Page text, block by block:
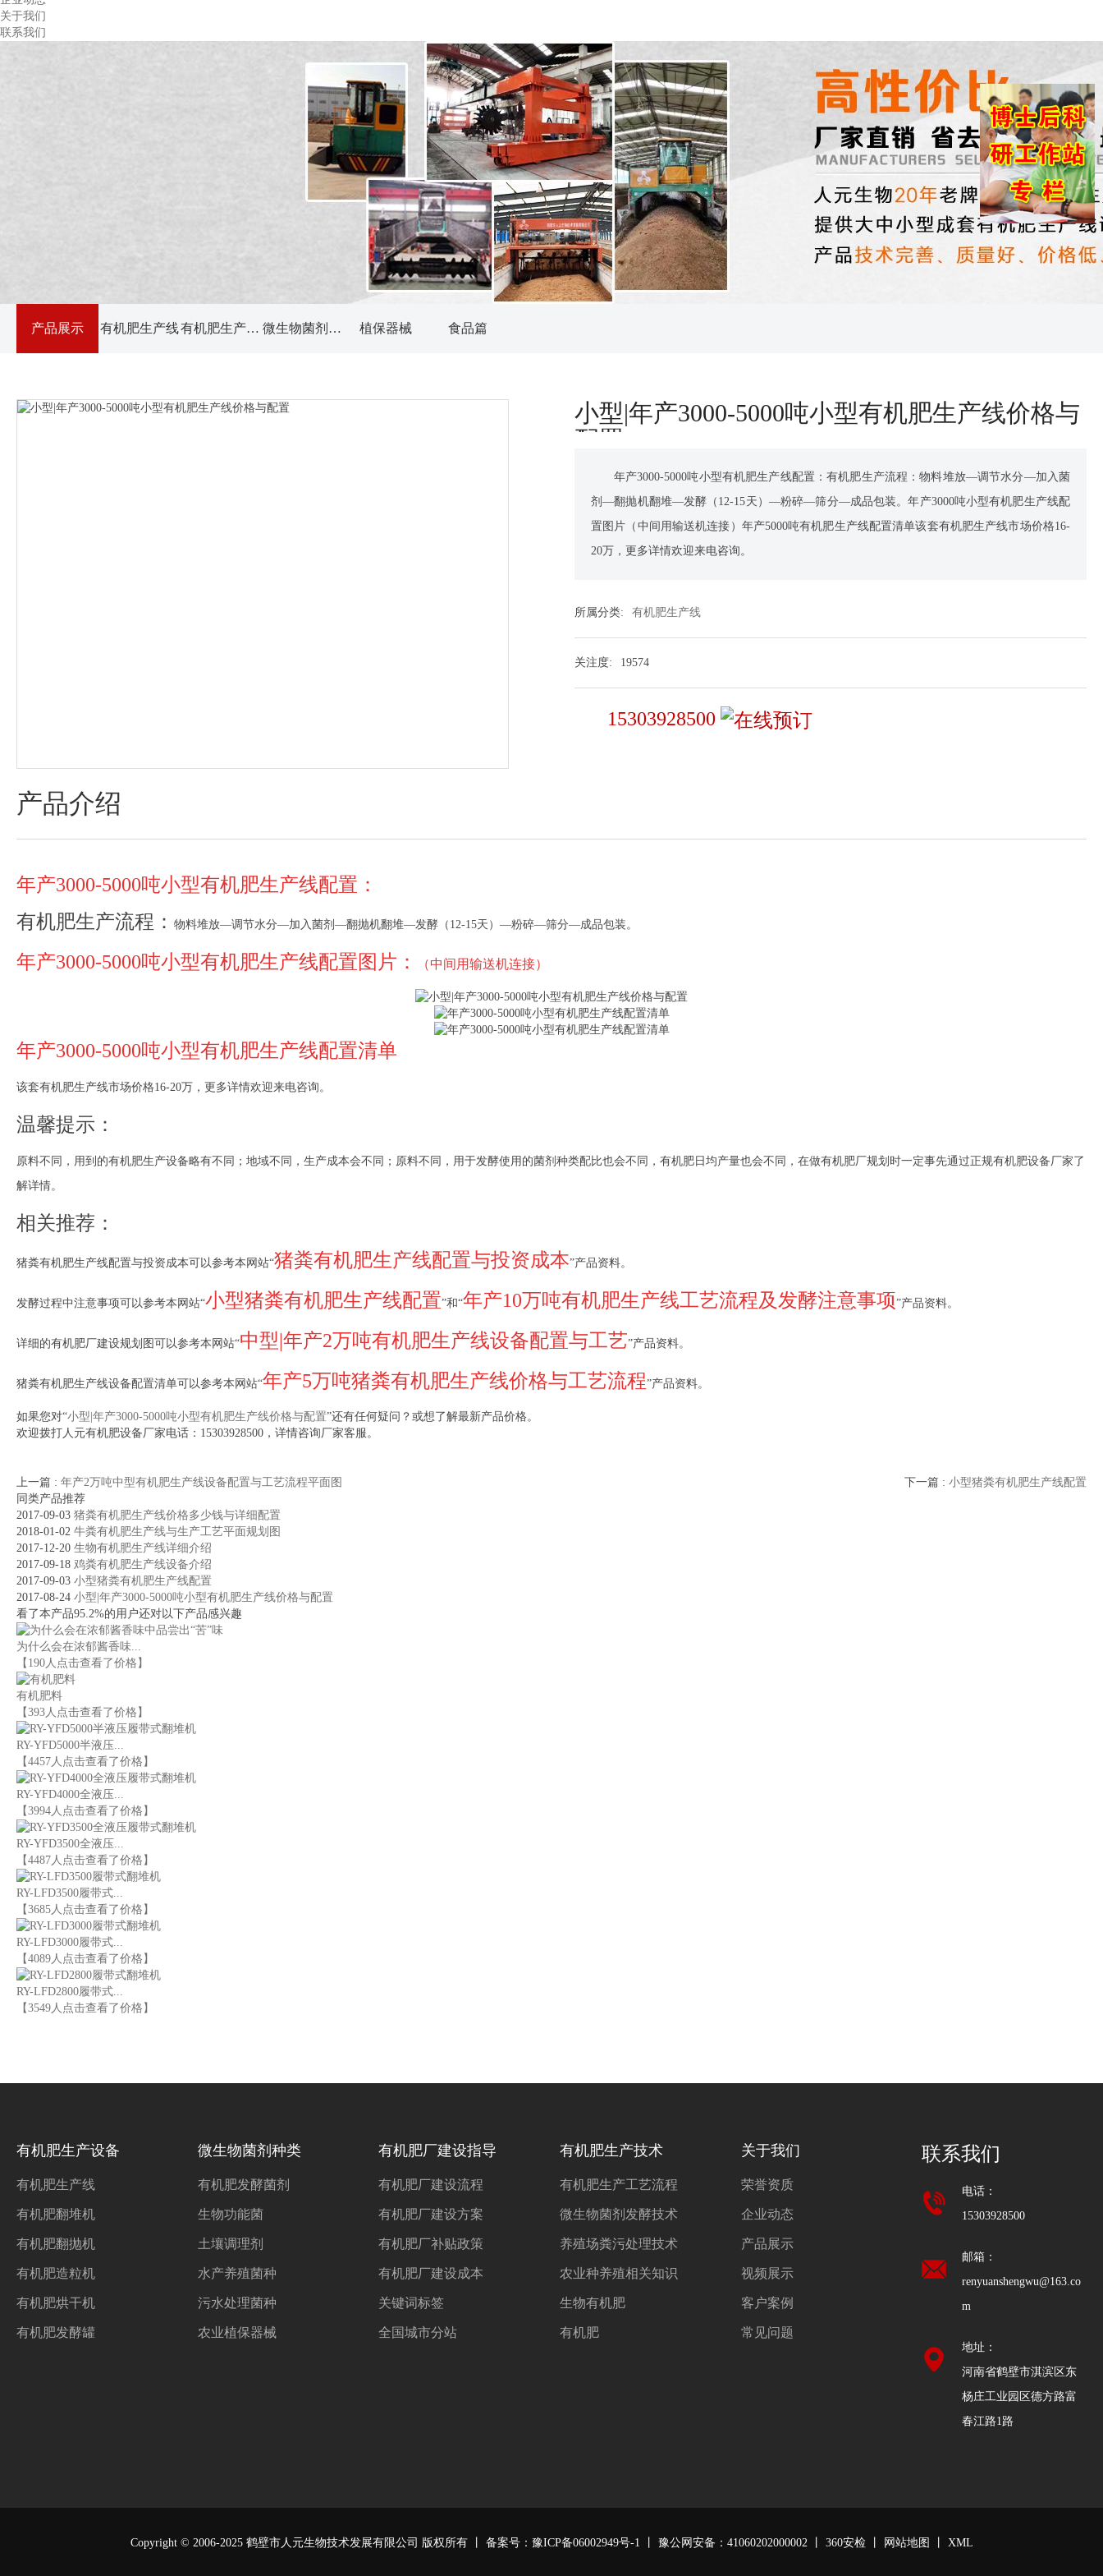
关于我们
联系我们
产品展示 有机肥生产线 有机肥生产设备 微生物菌剂种类 植保器械 食品篇
小型|年产3000-5000吨小型有机肥生产线价格与
配置
年产3000-5000吨小型有机肥生产线配置：有机肥生产流程：物料堆放—调节水分—加入菌
剂—翻抛机翻堆—发酵（12-15天）—粉碎—筛分—成品包装。年产3000吨小型有机肥生产线配
置图片（中间用输送机连接）年产5000吨有机肥生产线配置清单该套有机肥生产线市场价格16-
20万，更多详情欢迎来电咨询。
所属分类: 有机肥生产线
关注度: 19574
15303928500
产品介绍
年产3000-5000吨小型有机肥生产线配置：
有机肥生产流程：
物料堆放—调节水分—加入菌剂—翻抛机翻堆—发酵（12-15天）—粉碎—筛分—成品包装。
年产3000-5000吨小型有机肥生产线配置图片： （中间用输送机连接）
年产3000-5000吨小型有机肥生产线配置清单
该套有机肥生产线市场价格16-20万，更多详情欢迎来电咨询。
温馨提示：
原料不同，用到的有机肥生产设备略有不同；地域不同，生产成本会不同；原料不同，用于发酵使用的菌剂种类配比也会不同，有机肥日均产量也会不同，在做有机肥厂规划时一定事先通过正规有机肥设备厂家了
解详情。
相关推荐：
猪粪有机肥生产线配置与投资成本可以参考本网站“猪粪有机肥生产线配置与投资成本”产品资料。
发酵过程中注意事项可以参考本网站“小型猪粪有机肥生产线配置”和“年产10万吨有机肥生产线工艺流程及发酵注意事项”产品资料。
详细的有机肥厂建设规划图可以参考本网站“中型|年产2万吨有机肥生产线设备配置与工艺”产品资料。
猪粪有机肥生产线设备配置清单可以参考本网站“年产5万吨猪粪有机肥生产线价格与工艺流程”产品资料。
如果您对“小型|年产3000-5000吨小型有机肥生产线价格与配置”还有任何疑问？或想了解最新产品价格。
欢迎拨打人元有机肥设备厂家电话： 15303928500 ，详情咨询厂家客服。
上一篇 : 年产2万吨中型有机肥生产线设备配置与工艺流程平面图 下一篇 : 小型猪粪有机肥生产线配置
同类产品推荐
2017-09-03 猪粪有机肥生产线价格多少钱与详细配置
2018-01-02 牛粪有机肥生产线与生产工艺平面规划图
2017-12-20 生物有机肥生产线详细介绍
2017-09-18 鸡粪有机肥生产线设备介绍
2017-09-03 小型猪粪有机肥生产线配置
2017-08-24 小型|年产3000-5000吨小型有机肥生产线价格与配置
看了本产品95.2%的用户还对以下产品感兴趣
为什么会在浓郁酱香味...
【190人点击查看了价格】
有机肥料
【393人点击查看了价格】
RY-YFD5000半液压...
【4457人点击查看了价格】
RY-YFD4000全液压...
【3994人点击查看了价格】
RY-YFD3500全液压...
【4487人点击查看了价格】
RY-LFD3500履带式...
【3685人点击查看了价格】
RY-LFD3000履带式...
【4089人点击查看了价格】
RY-LFD2800履带式...
【3549人点击查看了价格】
有机肥生产设备
有机肥生产线
有机肥翻堆机
有机肥翻抛机
有机肥造粒机
有机肥烘干机
有机肥发酵罐
微生物菌剂种类
有机肥发酵菌剂
生物功能菌
土壤调理剂
水产养殖菌种
污水处理菌种
农业植保器械
有机肥厂建设指导
有机肥厂建设流程
有机肥厂建设方案
有机肥厂补贴政策
有机肥厂建设成本
关键词标签
全国城市分站
有机肥生产技术
有机肥生产工艺流程
微生物菌剂发酵技术
养殖场粪污处理技术
农业种养殖相关知识
生物有机肥
有机肥
关于我们
荣誉资质
企业动态
产品展示
视频展示
客户案例
常见问题
联系我们
电话：
15303928500
邮箱：
renyuanshengwu@163.co
m
地址：
河南省鹤壁市淇滨区东
杨庄工业园区德方路富
春江路1路
Copyright © 2006-2025 鹤壁市人元生物技术发展有限公司 版权所有 丨 备案号： 豫ICP备06002949号-1 丨 豫公网安备： 41060202000002丨 360安检 网站地图 XML